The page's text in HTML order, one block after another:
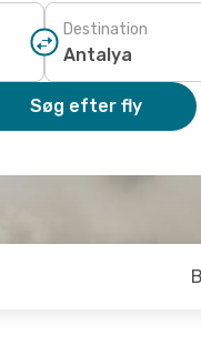
Destination
Søg efter fly